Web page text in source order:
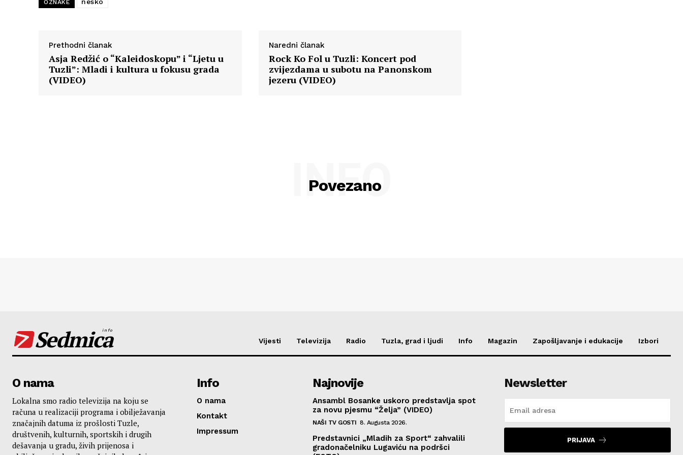
OZNAKE nesko
Prethodni članak
Asja Redžić o “Kaleidoskopu” i “Ljetu u
Tuzli”: Mladi i kultura u fokusu grada
(VIDEO)
Naredni članak
Rock Ko Fol u Tuzli: Koncert pod
zvijezdama u subotu na Panonskom
jezeru (VIDEO)
Povezano
INFO
Sedmica
info
Vijesti Televizija Radio Tuzla, grad i ljudi Info Magazin Zapošljavanje i edukacije Izbori
O nama
Lokalna smo radio televizija na koju se
računa u realizaciji programa i obilježavanja
značajnih datuma iz prošlosti Tuzle,
društvenih, kulturnih, sportskih i drugih
dešavanja u gradu, živih prijenosa i
Info
O nama
Kontakt
Impressum
Najnovije
Ansambl Bosanke uskoro predstavlja spot
za novu pjesmu “Želja” (VIDEO)
NAŠI TV GOSTI 8. Augusta 2026.
Predstavnici „Mladih za Sport“ zahvalili
gradonačelniku Lugaviću na podršci
Newsletter
PRIJAVA